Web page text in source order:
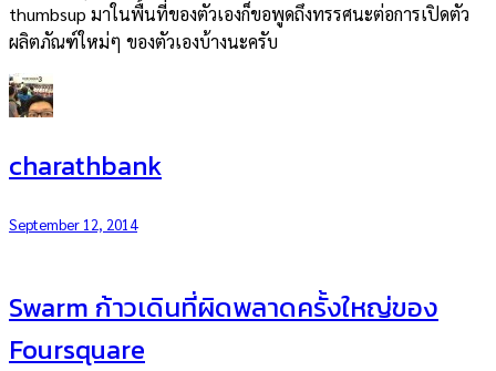
thumbsup มาในพื้นที่ของตัวเองก็ขอพูดถึงทรรศนะต่อการเปิดตัว
ผลิตภัณฑ์ใหม่ๆ ของตัวเองบ้างนะครับ
charathbank
September 12, 2014
Swarm ก้าวเดินที่ผิดพลาดครั้งใหญ่ของ
Foursquare